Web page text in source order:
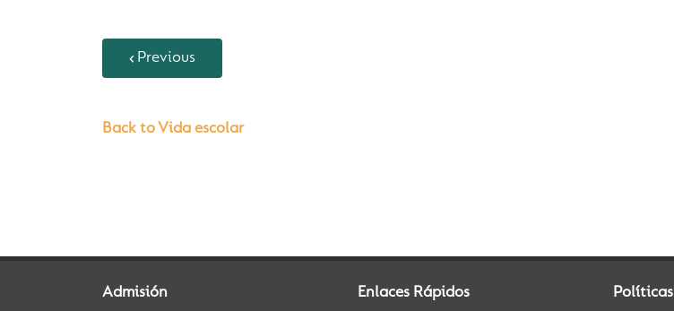
Previous
Back to Vida escolar
Admisión Enlaces Rápidos Políticas